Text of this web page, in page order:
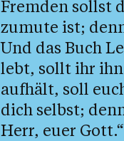
Fremden sollst
zumute ist;
Und das Buch
lebt, sollt ihr
aufhält, soll
dich selbst;
Herr, euer